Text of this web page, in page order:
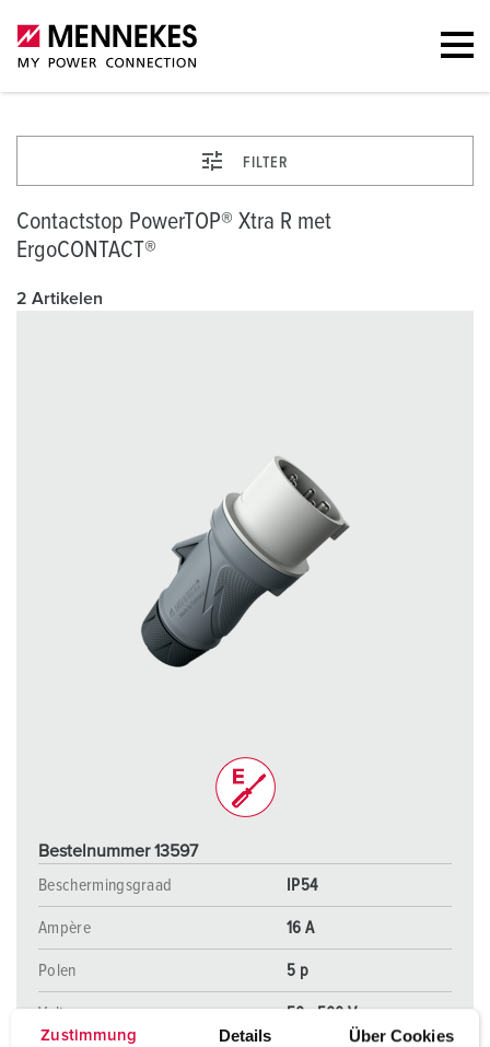
Zustimmung Details Über Cookies
FILTER
Contactstop PowerTOP® Xtra R met
ErgoCONTACT®
2 Artikelen
Bestelnummer 13597
Beschermingsgraad
IP54
Ampère 16 A
Polen 5 p
Voltage 50 - 500 V